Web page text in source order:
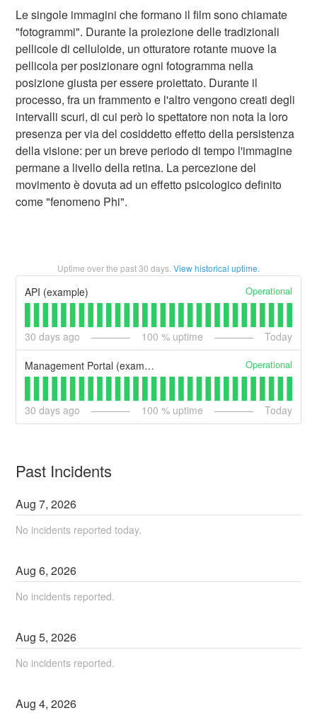
Le singole immagini che formano il film sono chiamate
"fotogrammi". Durante la proiezione delle tradizionali
pellicole di celluloide, un otturatore rotante muove la
pellicola per posizionare ogni fotogramma nella
posizione giusta per essere proiettato. Durante il
processo, fra un frammento e l'altro vengono creati degli
intervalli scuri, di cui però lo spettatore non nota la loro
presenza per via del cosiddetto effetto della persistenza
della visione: per un breve periodo di tempo l'immagine
permane a livello della retina. La percezione del
movimento è dovuta ad un effetto psicologico definito
come "fenomeno Phi".
Uptime over the past30 days. View historical uptime.
API (example) Operational
30 days ago 100 % uptime Today
Management Portal (example) Operational
30 days ago 100 % uptime Today
Past Incidents
Aug7,2026
No incidents reported today.
Aug6,2026
No incidents reported.
Aug5,2026
No incidents reported.
Aug4,2026